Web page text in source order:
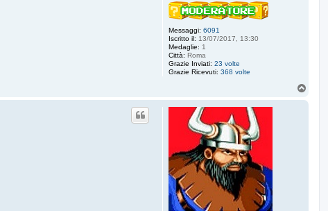
Messaggi: 6091
Iscritto il: 13/07/2017, 13:30
Medaglie: 1
Città: Roma
Grazie Inviati: 23 volte
Grazie Ricevuti: 368 volte